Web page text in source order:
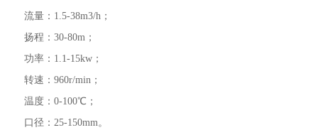
流量：1.5-38m3/h；
扬程：30-80m；
功率：1.1-15kw；
转速：960r/min；
温度：0-100℃；
口径：25-150mm。